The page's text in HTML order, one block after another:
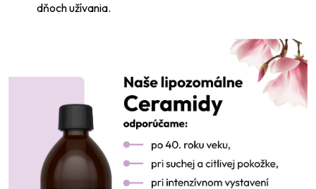
dňoch užívania.